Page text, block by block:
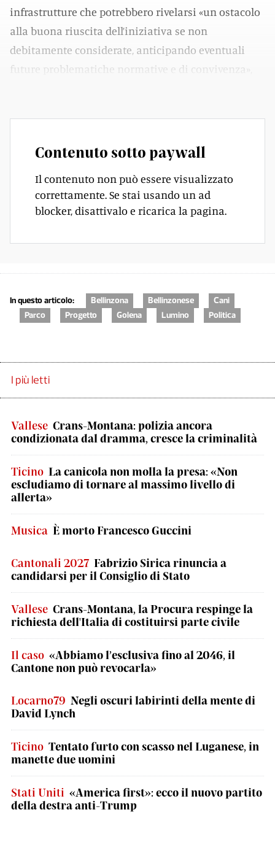
infrastrutture che potrebbero rivelarsi «un ostacolo
alla buona riuscita dell’iniziativa se non
debitamente considerate, anticipando eventuali
future problematiche normative e di convivenza»,
Contenuto sotto paywall
Il contenuto non può essere visualizzato
correttamente. Se stai usando un ad
blocker, disattivalo e ricarica la pagina.
In questo articolo: Bellinzona Bellinzonese
Cani
Parco
Progetto Golena Lumino Politica
I più letti
Vallese Crans-Montana: polizia ancora
condizionata dal dramma, cresce la criminalità
Ticino La canicola non molla la presa: «Non
escludiamo di tornare al massimo livello di
allerta»
Musica È morto Francesco Guccini
Cantonali 2027 Fabrizio Sirica rinuncia a
candidarsi per il Consiglio di Stato
Vallese Crans-Montana, la Procura respinge la
richiesta dell'Italia di costituirsi parte civile
Il caso «Abbiamo l’esclusiva fino al 2046, il
Cantone non può revocarla»
Locarno79 Negli oscuri labirinti della mente di
David Lynch
Ticino Tentato furto con scasso nel Luganese, in
manette due uomini
Stati Uniti «America first»: ecco il nuovo partito
della destra anti-Trump